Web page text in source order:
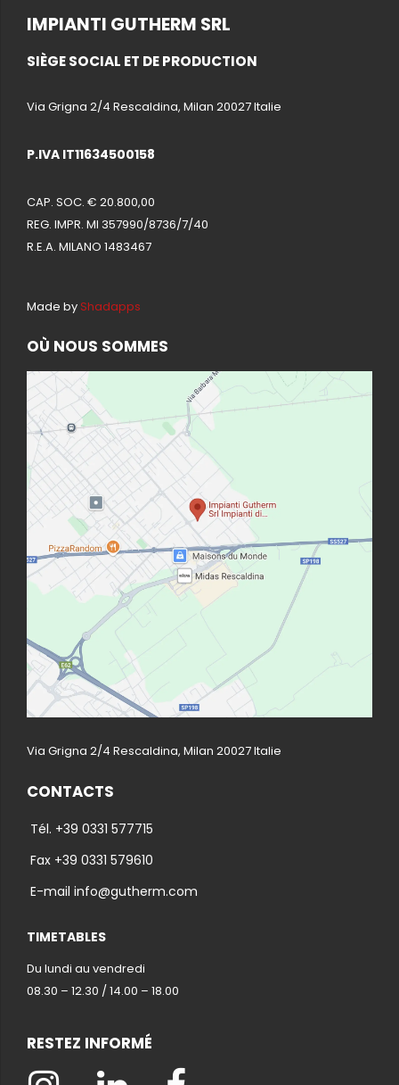
IMPIANTI GUTHERM SRL
SIÈGE SOCIAL ET DE PRODUCTION
Via Grigna 2/4 Rescaldina, Milan 20027 Italie
P.IVA IT11634500158
CAP. SOC. € 20.800,00
REG. IMPR. MI 357990/8736/7/40
R.E.A. MILANO 1483467
Made by Shadapps
OÙ NOUS SOMMES
Via Grigna 2/4 Rescaldina, Milan 20027 Italie
CONTACTS
Tél. +39 0331 577715
Fax +39 0331 579610
E-mail info@gutherm.com
TIMETABLES
Du lundi au vendredi
08.30 – 12.30 / 14.00 – 18.00
RESTEZ INFORMÉ